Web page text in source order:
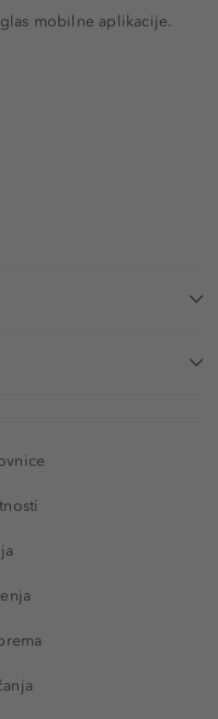
mobilne aplikacije.